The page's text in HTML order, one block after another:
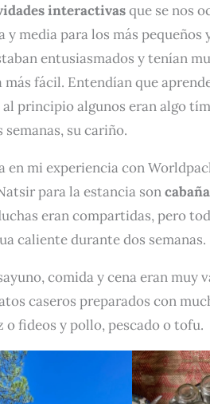
interactivasque se nos
media para los más
entusiasmados y tenían
más fácil. Entendían que
al principio algunos eran algo
su cariño.
en mi experiencia con
para la estancia son
eran compartidas, pero
caliente durante dos semanas.
comida y cena eran muy
caseros preparados con
o fideos y pollo, pescado o tofu.